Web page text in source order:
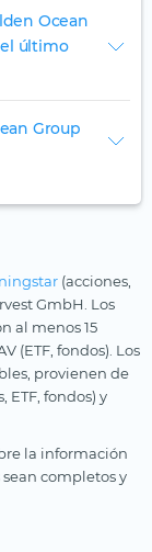
Ocean
último
Group
(acciones,
GmbH. Los
al menos 15
(ETF, fondos). Los
provienen de
ETF, fondos) y
la información
completos y